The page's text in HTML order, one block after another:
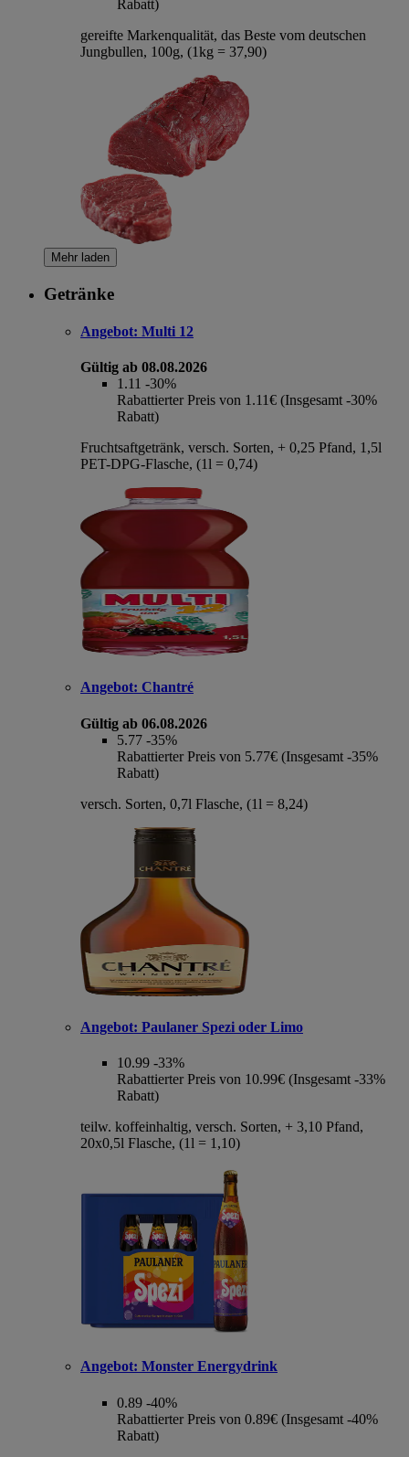
Rabatt)
gereifte Markenqualität, das Beste vom deutschen
Jungbullen, 100g, (1kg = 37,90)
Mehr laden
Getränke
Angebot: Multi 12
Gültig ab 08.08.2026
1.11 -30%
Rabattierter Preis von 1.11€ (Insgesamt -30%
Rabatt)
Fruchtsaftgetränk, versch. Sorten, + 0,25 Pfand, 1,5l
PET-DPG-Flasche, (1l = 0,74)
Angebot: Chantré
Gültig ab 06.08.2026
5.77 -35%
Rabattierter Preis von 5.77€ (Insgesamt -35%
Rabatt)
versch. Sorten, 0,7l Flasche, (1l = 8,24)
Angebot: Paulaner Spezi oder Limo
10.99 -33%
Rabattierter Preis von 10.99€ (Insgesamt -33%
Rabatt)
teilw. koffeinhaltig, versch. Sorten, + 3,10 Pfand,
20x0,5l Flasche, (1l = 1,10)
Angebot: Monster Energydrink
0.89 -40%
Rabattierter Preis von 0.89€ (Insgesamt -40%
Rabatt)